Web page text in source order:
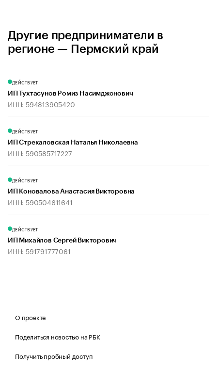
Другие предприниматели в
регионе — Пермский край
ДЕЙСТВУЕТ
ИП Тухтасунов Ромиз Насимджонович
ИНН: 594813905420
ДЕЙСТВУЕТ
ИП Стрекаловская Наталья Николаевна
ИНН: 590585717227
ДЕЙСТВУЕТ
ИП Коновалова Анастасия Викторовна
ИНН: 590504611641
ДЕЙСТВУЕТ
ИП Михайлов Сергей Викторович
ИНН: 591791777061
О проекте
Поделиться новостью на РБК
Получить пробный доступ